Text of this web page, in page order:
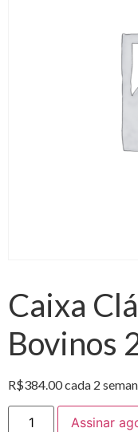
Caixa
Bovinos
R$384.00cada 2
Assinar